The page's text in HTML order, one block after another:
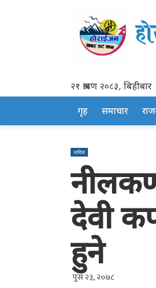
२१ श्रावण २०८३, बिहीबार
गृह समाचार
धादिङ
देवी
हुने
पुस २३, २०७८